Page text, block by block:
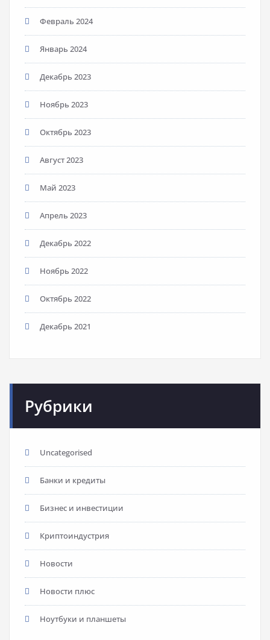
Февраль 2024
Январь 2024
Декабрь 2023
Ноябрь 2023
Октябрь 2023
Август 2023
Май 2023
Апрель 2023
Декабрь 2022
Ноябрь 2022
Октябрь 2022
Декабрь 2021
Рубрики
Uncategorised
Банки и кредиты
Бизнес и инвестиции
Криптоиндустрия
Новости
Новости плюс
Ноутбуки и планшеты